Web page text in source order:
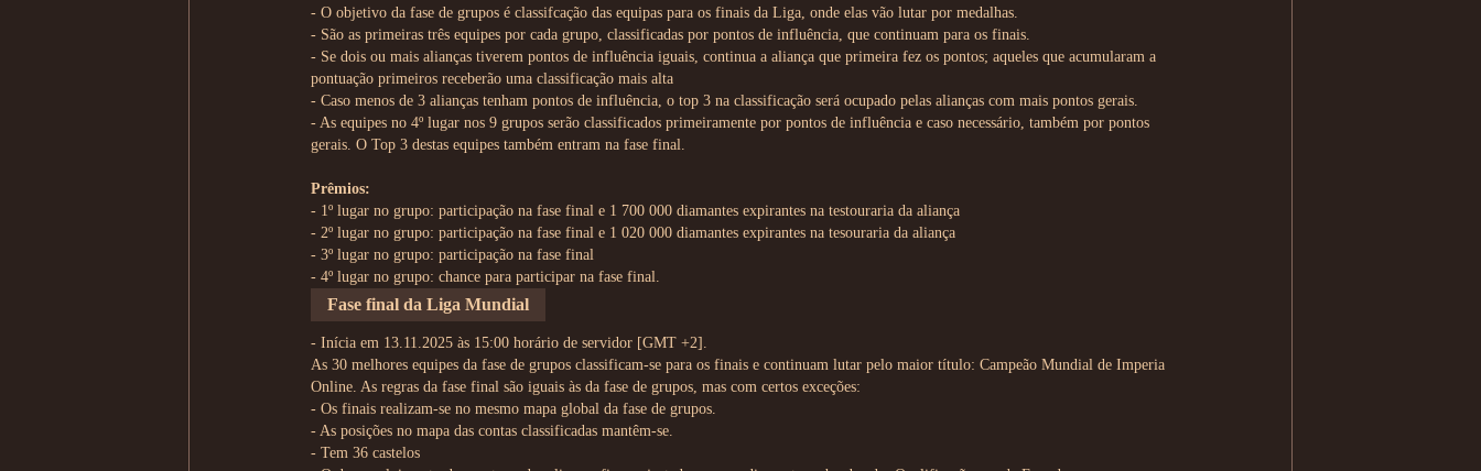
- O objetivo da fase de grupos é classifcação das equipas para os finais da Liga, onde elas vão lutar por medalhas.
- São as primeiras três equipes por cada grupo, classificadas por pontos de influência, que continuam para os finais.
- Se dois ou mais alianças tiverem pontos de influência iguais, continua a aliança que primeira fez os pontos; aqueles que acumularam a
pontuação primeiros receberão uma classificação mais alta
- Caso menos de 3 alianças tenham pontos de influência, o top 3 na classificação será ocupado pelas alianças com mais pontos gerais.
- As equipes no 4º lugar nos 9 grupos serão classificados primeiramente por pontos de influência e caso necessário, também por pontos
gerais. O Top 3 destas equipes também entram na fase final.
Prêmios:
- 1º lugar no grupo: participação na fase final e 1 700 000 diamantes expirantes na testouraria da aliança
- 2º lugar no grupo: participação na fase final e 1 020 000 diamantes expirantes na tesouraria da aliança
- 3º lugar no grupo: participação na fase final
- 4º lugar no grupo: chance para participar na fase final.
Fase final da Liga Mundial
- Inícia em 13.11.2025 às 15:00 horário de servidor [GMT +2].
As 30 melhores equipes da fase de grupos classificam-se para os finais e continuam lutar pelo maior título: Campeão Mundial de Imperia
Online. As regras da fase final são iguais às da fase de grupos, mas com certos exceções:
- Os finais realizam-se no mesmo mapa global da fase de grupos.
- As posições no mapa das contas classificadas mantêm-se.
- Tem 36 castelos